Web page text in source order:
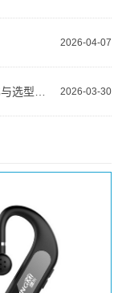
2026-04-07
2026-03-30